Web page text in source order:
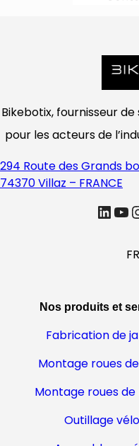
Bikebotix, fournisseur
pour les acteurs de
294 Route des Grands
74370 Villaz – FRANCE
linkedin Youtube
s
i
u
e
l
Nos produits et
Fabrication de
Montage roues
Montage roues
Outillage